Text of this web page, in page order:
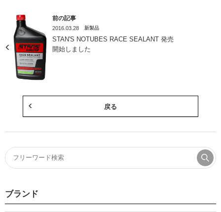
前の記事
2016.03.28 新製品
STAN'S NOTUBES RACE SEALANT 発売
開始しました
戻る
ブランド